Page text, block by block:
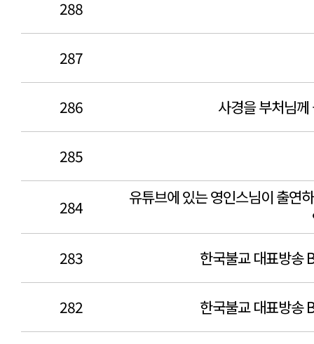
288
287
286 사경을 부처님
285
284
유튜브에 있는 영인스님이 출연
283
한국불교 대표방송
282 한국불교 대표방송